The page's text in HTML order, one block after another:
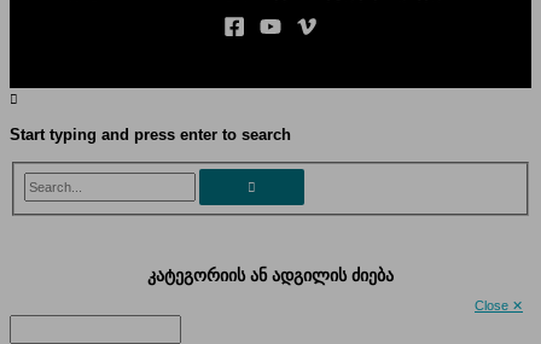
Start typing and press enter to search
Search...
Close ✕
კატეგორიის ან ადგილის ძიება